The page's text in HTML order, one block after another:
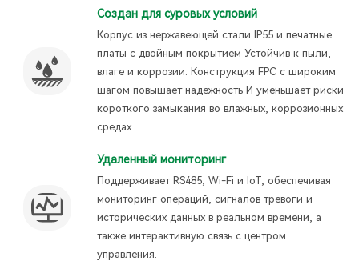
Создан для суровых условий
Корпус из нержавеющей стали IP55 и печатные
платы с двойным покрытием Устойчив к пыли,
влаге и коррозии. Конструкция FPC с широким
шагом повышает надежность И уменьшает риски
короткого замыкания во влажных, коррозионных
средах.
Удаленный мониторинг
Поддерживает RS485, Wi-Fi и IoT, обеспечивая
мониторинг операций, сигналов тревоги и
исторических данных в реальном времени, а
также интерактивную связь с центром
управления.